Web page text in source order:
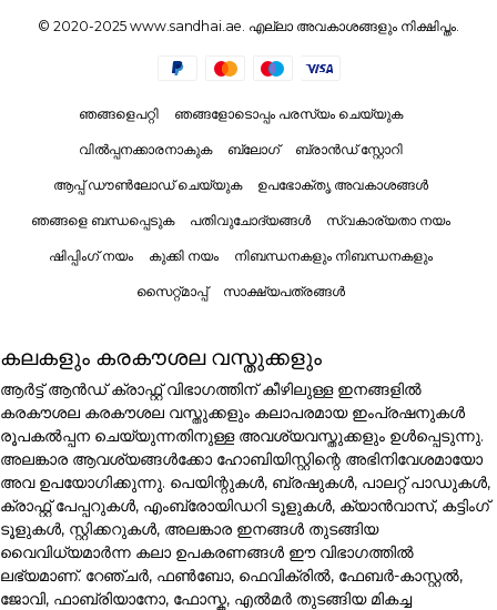
© 2020-2025 www.sandhai.ae. എല്ലാ അവകാശങ്ങളും നിക്ഷിപ്തം.
ഞങ്ങളെപറ്റി ഞങ്ങളോടൊപ്പം പരസ്യം ചെയ്യുക
വിൽപ്പനക്കാരനാകുക ബ്ലോഗ് ബ്രാൻഡ് സ്റ്റോറി
ആപ്പ് ഡൗൺലോഡ് ചെയ്യുക ഉപഭോക്തൃ അവകാശങ്ങൾ
ഞങ്ങളെ ബന്ധപ്പെടുക പതിവുചോദ്യങ്ങൾ സ്വകാര്യതാ നയം
ഷിപ്പിംഗ് നയം കുക്കി നയം നിബന്ധനകളും നിബന്ധനകളും
സൈറ്റ്മാപ്പ് സാക്ഷ്യപത്രങ്ങൾ
കലകളും കരകൗശല വസ്തുക്കളും
ആർട്ട് ആൻഡ് ക്രാഫ്റ്റ് വിഭാഗത്തിന് കീഴിലുള്ള ഇനങ്ങളിൽ
കരകൗശല കരകൗശല വസ്തുക്കളും കലാപരമായ ഇംപ്രഷനുകൾ
രൂപകൽപ്പന ചെയ്യുന്നതിനുള്ള അവശ്യവസ്തുക്കളും ഉൾപ്പെടുന്നു.
അലങ്കാര ആവശ്യങ്ങൾക്കോ ഹോബിയിസ്റ്റിന്റെ അഭിനിവേശമായോ
അവ ഉപയോഗിക്കുന്നു. പെയിന്റുകൾ, ബ്രഷുകൾ, പാലറ്റ് പാഡുകൾ,
ക്രാഫ്റ്റ് പേപ്പറുകൾ, എംബ്രോയിഡറി ടൂളുകൾ, ക്യാൻവാസ്, കട്ടിംഗ്
ടൂളുകൾ, സ്റ്റിക്കറുകൾ, അലങ്കാര ഇനങ്ങൾ തുടങ്ങിയ
വൈവിധ്യമാർന്ന കലാ ഉപകരണങ്ങൾ ഈ വിഭാഗത്തിൽ
ലഭ്യമാണ്. റേഞ്ചർ, ഫൺബോ, ഫെവിക്രിൽ, ഫേബർ-കാസ്റ്റൽ,
ജോവി, ഫാബ്രിയാനോ, ഫോസ്ക, എൽമർ തുടങ്ങിയ മികച്ച